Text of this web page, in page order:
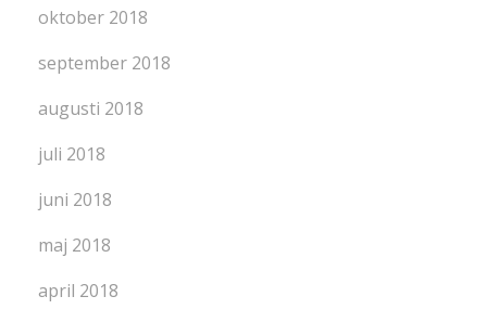
oktober 2018
september 2018
augusti 2018
juli 2018
juni 2018
maj 2018
april 2018